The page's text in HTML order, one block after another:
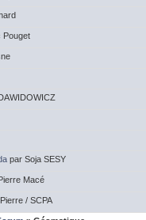
Pouget
par Soja SESY
Macé
/ SCPA